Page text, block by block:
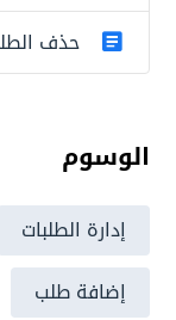
حذف
الوسوم
إدارة الطلبات
إضافة طلب